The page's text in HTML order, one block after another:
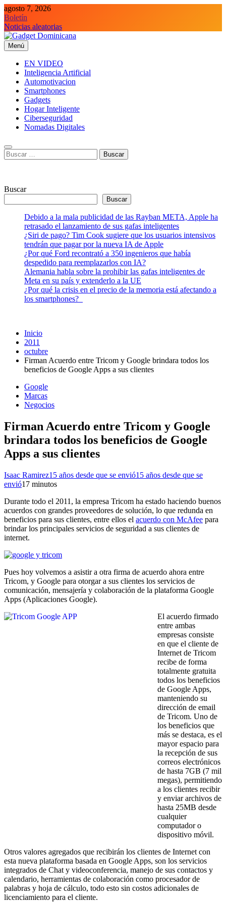
Saltar
al
contenido
agosto 7, 2026
Boletín
Noticias aleatorias
Gadget Dominicana
Gadgets, Autos y Tecnología de consumo
Menú
EN VIDEO
Inteligencia Artificial
Automotivacion
Smartphones
Gadgets
Hogar Inteligente
Ciberseguridad
Nomadas Digitales
Buscar:
Buscar
Buscar
Debido a la mala publicidad de las Rayban META, Apple ha
retrasado el lanzamiento de sus gafas inteligentes
¿Siri de pago? Tim Cook sugiere que los usuarios intensivos
tendrán que pagar por la nueva IA de Apple
¿Por qué Ford recontrató a 350 ingenieros que había
despedido para reemplazarlos con IA?
Alemania habla sobre la prohibir las gafas inteligentes de
Meta en su país y extenderlo a la UE
¿Por qué la crisis en el precio de la memoria está afectando a
los smartphones?
Inicio
2011
octubre
Firman Acuerdo entre Tricom y Google brindara todos los
beneficios de Google Apps a sus clientes
Google
Marcas
Negocios
Firman Acuerdo entre Tricom y Google
brindara todos los beneficios de Google
Apps a sus clientes
Isaac Ramirez15 años desde que se envió15 años desde que se
envió1 7 minutos
Durante todo el 2011, la empresa Tricom ha estado haciendo buenos
acuerdos con grandes proveedores de solución, lo que redunda en
beneficios para sus clientes, entre ellos el acuerdo con McAfee para
brindar los principales servicios de seguridad a sus clientes de
internet.
Pues hoy volvemos a asistir a otra firma de acuerdo ahora entre
Tricom, y Google para otorgar a sus clientes los servicios de
comunicación, mensajería y colaboración de la plataforma Google
Apps (Aplicaciones Google).
El acuerdo firmado
entre ambas
empresas consiste
en que el cliente de
Internet de Tricom
recibe de forma
totalmente gratuita
todos los beneficios
de Google Apps,
manteniendo su
dirección de email
de Tricom. Uno de
los beneficios que
más se destaca, es el
mayor espacio para
la recepción de sus
correos electrónicos
de hasta 7GB (7 mil
megas), permitiendo
a los clientes recibir
y enviar archivos de
hasta 25MB desde
cualquier
computador o
dispositivo móvil.
Otros valores agregados que recibirán los clientes de Internet con
esta nueva plataforma basada en Google Apps, son los servicios
integrados de Chat y videoconferencia, manejo de sus contactos y
calendario, herramientas de colaboración como procesador de
palabras y hoja de cálculo, todo esto sin costos adicionales de
licenciamiento para el cliente.